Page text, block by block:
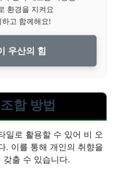
환경을 지켜요
고 함께해요!
우산의 힘
합 방법
일로 활용할 수 있어 비 오
. 이를 통해 개인의 취향을
갖출 수 있습니다.